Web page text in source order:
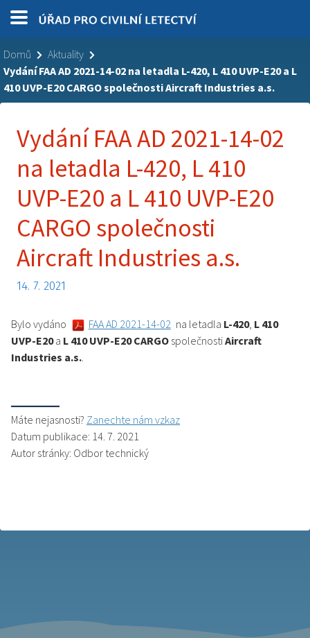
Domů
Aktuality
Vydání FAA AD 2021-14-02 na letadla L-420, L 410 UVP-E20 a L
410 UVP-E20 CARGO společnosti Aircraft Industries a.s.
Vydání FAA AD 2021-14-02
na letadla L-420, L 410
UVP-E20 a L 410 UVP-E20
CARGO společnosti
Aircraft Industries a.s.
14. 7. 2021
Bylo vydáno FAA AD 2021-14-02 na letadla L-420, L 410
UVP-E20a L 410 UVP-E20 CARGO společnostiAircraft
Industries a.s..
Máte nejasnosti? Zanechte nám vzkaz
Datum publikace: 14. 7. 2021
Autor stránky: Odbor technický